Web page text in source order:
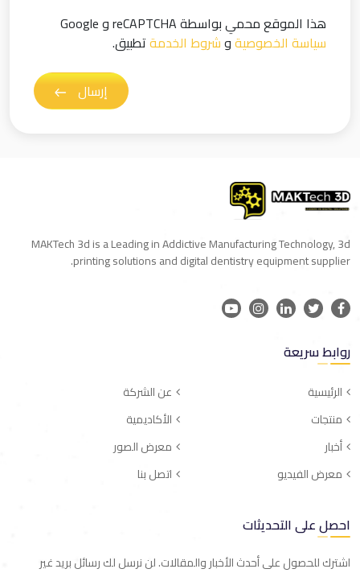
هذا الموقع محمي بواسطة reCAPTCHA و Google
سياسة الخصوصيةوشروط الخدمةتطبيق.
إرسال
MAKTech 3d is a Leading in Addictive Manufacturing Technology, 3d
printing solutions and digital dentistry equipment supplier.
روابط سريعة
الرئيسية
عن الشركة
منتجات
الأكاديمية
أخبار
معرض الصور
معرض الفيديو
اتصل بنا
احصل على التحديثات
اشترك للحصول على أحدث الأخبار والمقالات. لن نرسل لك رسائل بريد غير